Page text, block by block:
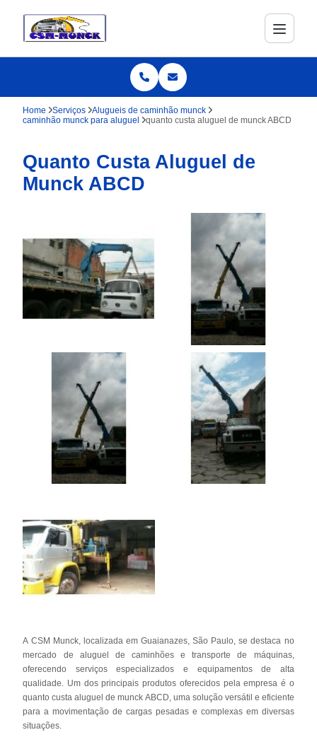
Home Serviços
Alugueis de caminhão munck
caminhão munck para aluguel
quanto custa aluguel de munck ABCD
Quanto Custa Aluguel de
Munck ABCD
A CSM Munck, localizada em Guaianazes, São Paulo, se destaca no
mercado de aluguel de caminhões e transporte de máquinas,
oferecendo serviços especializados e equipamentos de alta
qualidade. Um dos principais produtos oferecidos pela empresa é o
quanto custa aluguel de munck ABCD, uma solução versátil e eficiente
para a movimentação de cargas pesadas e complexas em diversas
situações.